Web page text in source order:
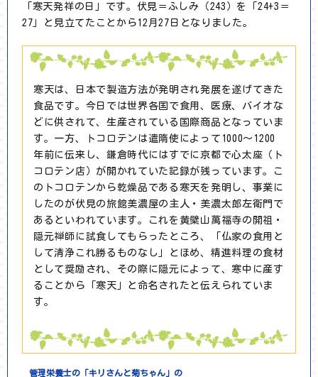
「寒天発祥の日」です。伏見＝ふしみ（243）を「24+3＝
27」と見立てたことから12月27日となりました。
寒天は、日本で製造方法が発明され発展を遂げてきた
食品です。今日では世界各国で食用、医療、バイオな
どに供されて、生産されている国際商品となっていま
す。一方、トコロテンは遣隋使によって1000～1200
年前に伝来し、鎌倉時代にはすでに京都で心太座（ト
コロテン店）が開かれていた記録が残っています。こ
のトコロテンから乾燥品である寒天を発明し、事業に
したのが伏見の旅館美濃屋の主人・美濃太郎左衛門で
あるといわれています。これを黄檗山萬福寺の開祖・
隠元禅師に試食してもらったところ、「仏家の食用と
して清浄これ勝るものなし」とほめ、精進料理の食材
として奨励され、その際に隠元によって、寒中に産す
ることから「寒天」と命名されたと伝えられていま
す。
管理栄養士の「キリさんと菊ちゃん」の